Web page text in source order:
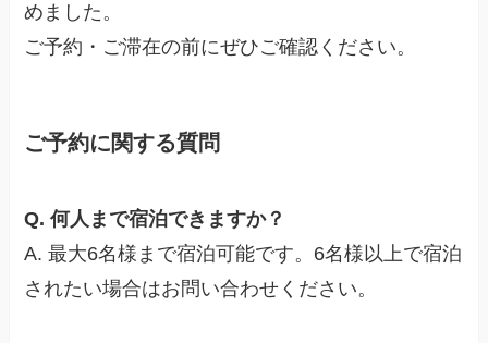
めました。
ご予約・ご滞在の前にぜひご確認ください。
ご予約に関する質問
Q. 何人まで宿泊できますか？
A. 最大6名様まで宿泊可能です。6名様以上で宿泊
されたい場合はお問い合わせください。